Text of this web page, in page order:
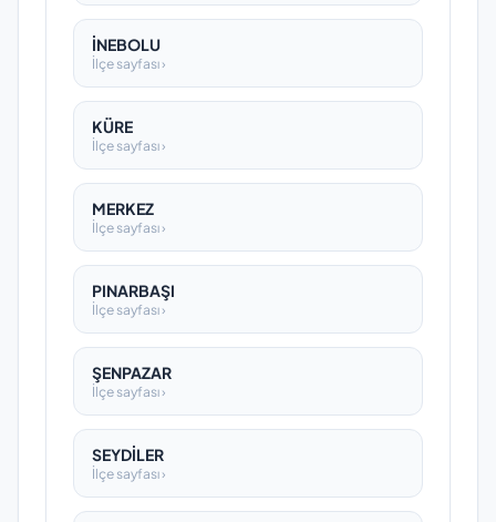
İNEBOLU
İlçe sayfası ›
KÜRE
İlçe sayfası ›
MERKEZ
İlçe sayfası ›
PINARBAŞI
İlçe sayfası ›
ŞENPAZAR
İlçe sayfası ›
SEYDİLER
İlçe sayfası ›